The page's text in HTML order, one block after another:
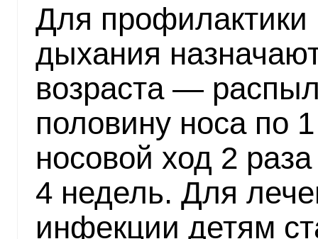
Для профилактики
дыхания
возраста —
половину носа по
носовой ход 2
4 недель. Для
инфекции детям